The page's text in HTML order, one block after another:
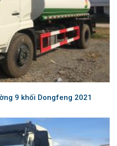
9 khối Dongfeng 2021